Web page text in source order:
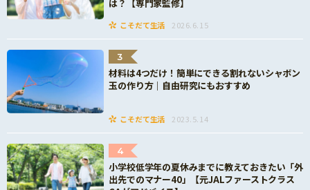
は？【専門家監修】
こそだて生活 2026.6.15
3
材料は4つだけ！簡単にできる割れないシャボン
玉の作り方｜自由研究にもおすすめ
こそだて生活 2023.5.14
4
小学校低学年の夏休みまでに教えておきたい「外
出先でのマナー40」【元JALファーストクラス